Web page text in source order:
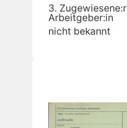
3. Zugewiesene:r
Arbeitgeber:in
nicht bekannt